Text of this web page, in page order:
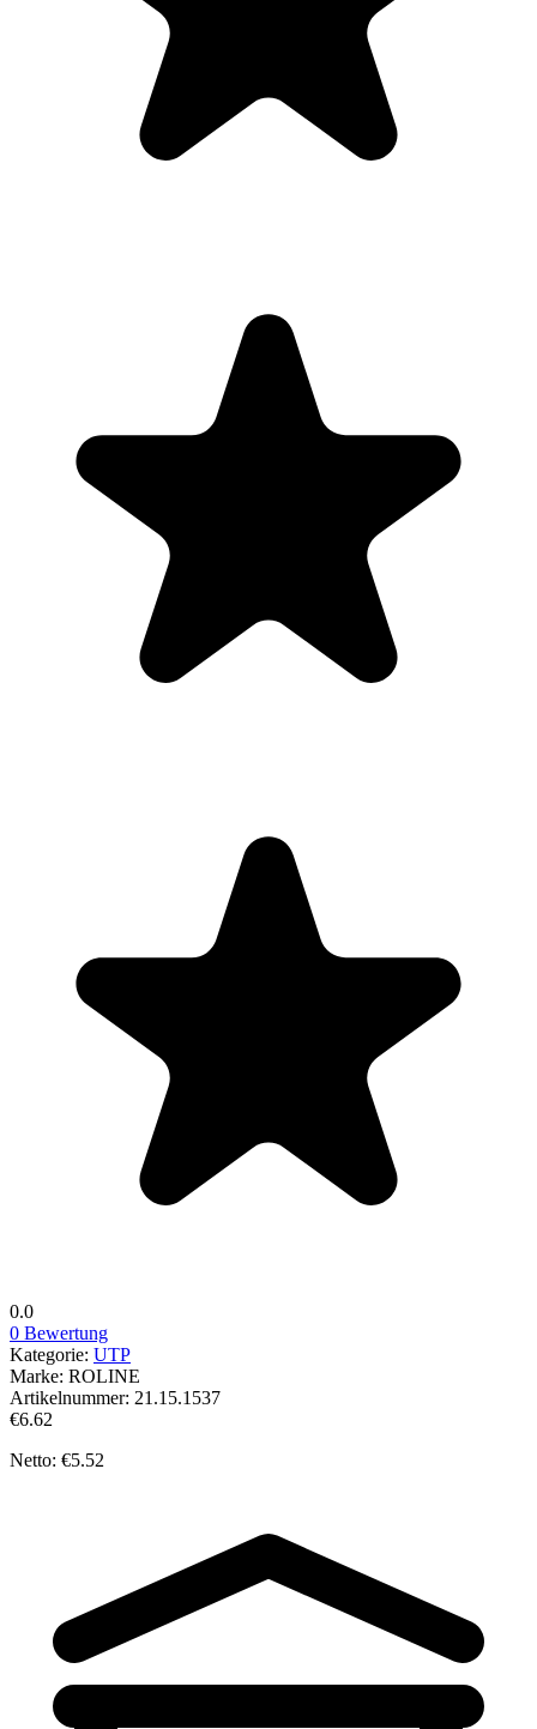
0.0
0 Bewertung
Kategorie: UTP
Marke: ROLINE
Artikelnummer: 21.15.1537
€6.62
Netto: €5.52